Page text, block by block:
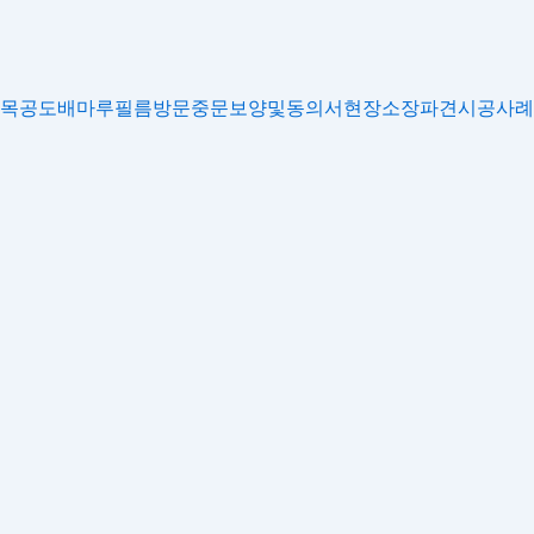
목공 도배마루필름방문중문 보양및동의서현장소장파견시공사례